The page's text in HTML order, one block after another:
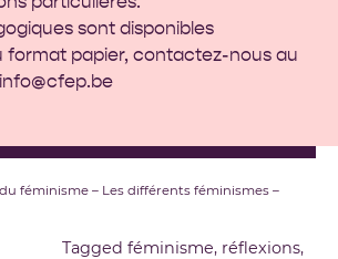
sont disponibles
format papier, contactez-nous au
info@cfep.be
féminisme – Les différents féminismes –
Taggedféminisme, réflexions,